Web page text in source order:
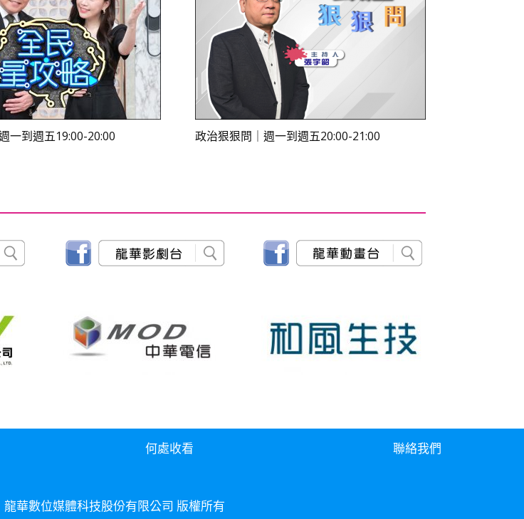
一到週五19:00-20:00 政治狠狠問｜週一到週五20:00-21:00
何處收看 聯絡我們
龍華數位媒體科技股份有限公司 版權所有